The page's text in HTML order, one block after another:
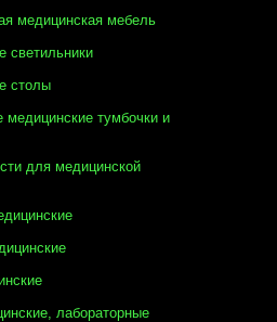
медицинская мебель
светильники
столы
медицинские тумбочки и
для медицинской
лабораторные